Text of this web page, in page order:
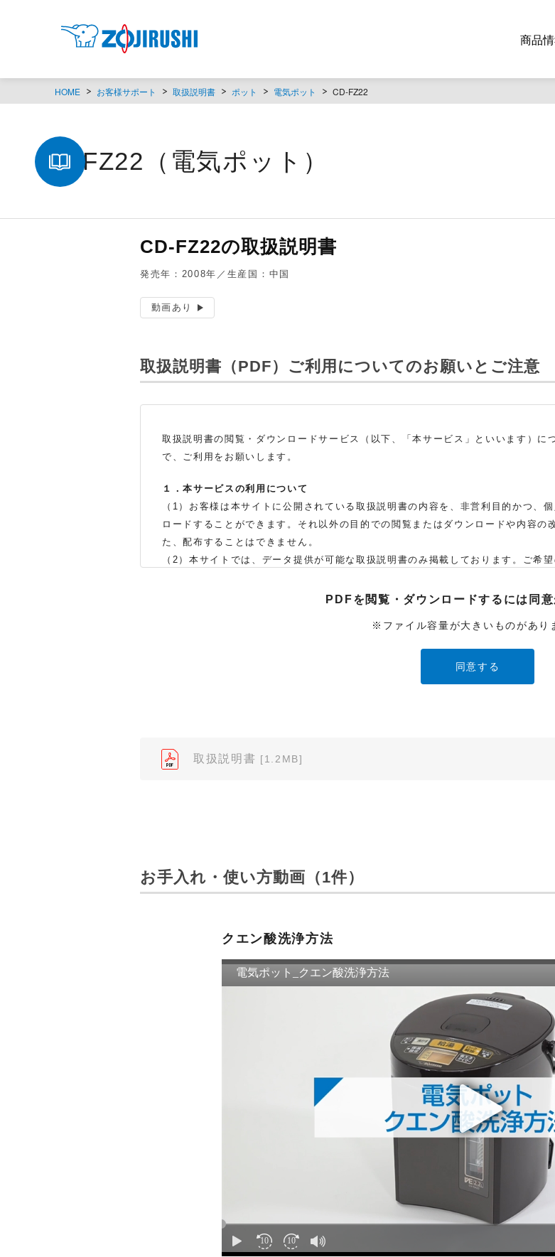
商品
HOME お客様サポート 取扱説明書 ポット 電気ポット CD-FZ22
CD-FZ22（電気ポット）
CD-FZ22の取扱説明書
発売年：2008年／生産国：中国
動画あり
取扱説明書（PDF） ご利用についてのお願いとご注意
取扱説明書の閲覧・ダウンロードサービス（以下、「本サービス」といいます）に
で、ご利用をお願いします。
１．本サービスの利用について
（1）お客様は本サイトに公開されている取扱説明書の内容を、非営利目的かつ、
ロードすることができます。それ以外の目的での閲覧またはダウンロードや内容の
た、配布することはできません。
（2）本サイトでは、データ提供が可能な取扱説明書のみ掲載しております。ご希
体の生産中止などの理由により、当該製品の取扱説明書をご提供できない場合があ
（※）みまもりほっとラインサービスでご使用されている専用の製品（レンタル品
」に直接お問い合わせくださいますようお願いしま
されている取扱説明書の内容と異なる場合がありますので、あらかじめご了承くだ
みまもりほっとライン相談窓口
」に直接お問い合わせくださいますようお願いしま
本サイトに情報を掲載する際には、細心の注意を払っておりますが、以下の点につ
・掲載された情報が全て正確であり、有用であり、安全であること。
・掲載された情報が常に最新のものであること。
・本サイトをご利用になったこと、またはご利用になれなかったことにより生じる
・予告なしにサーバーの停止、本サービスの変更または提供の中止・中断を行うこ
PDFを閲覧・ダウンロードするには 同
※ファイル容量が大きいものがあり
取扱説明書 [1.2MB]
お手入れ・使い方動画（1件）
クエン酸洗浄方法